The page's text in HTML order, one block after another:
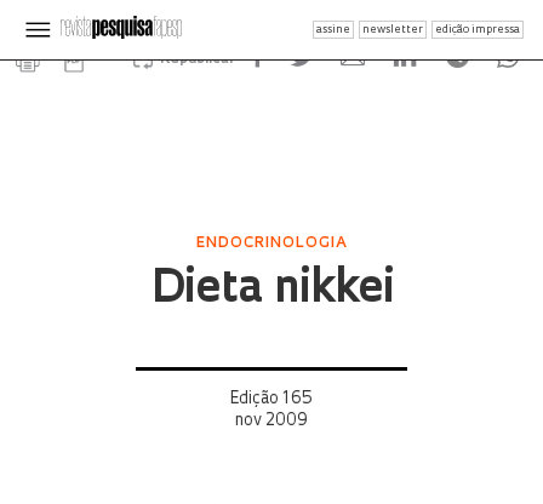
assine newsletter edição impressa
Republicar
ENDOCRINOLOGIA
Dieta nikkei
Edição 165
nov 2009